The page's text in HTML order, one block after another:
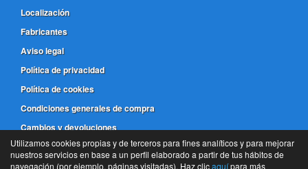
Localización
Fabricantes
Aviso legal
Política de privacidad
Política de cookies
Condiciones generales de compra
Cambios y devoluciones
981 173 772
Utilizamos cookies propias y de terceros para fines analíticos y para mejorar
nuestros servicios en base a un perfil elaborado a partir de tus hábitos de
navegación (por ejemplo, páginas visitadas). Haz clicaquípara más